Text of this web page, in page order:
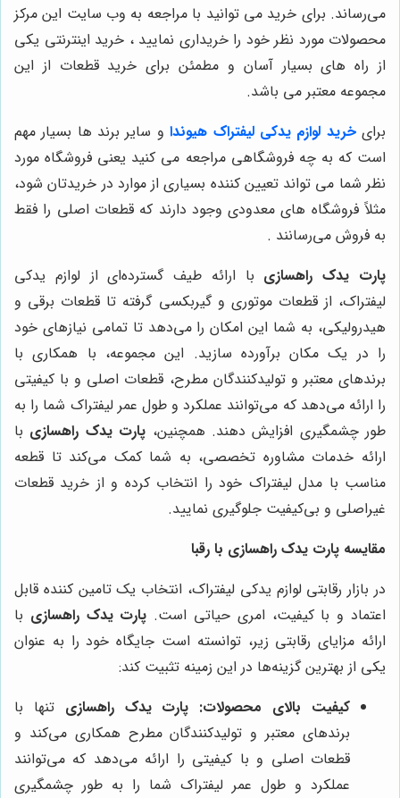
می‌رساند. برای خرید می توانید با مراجعه به وب سایت این مرکز
محصولات مورد نظر خود را خریداری نمایید ، خرید اینترنتی یکی
از راه های بسیار آسان و مطمئن برای خرید قطعات از این
مجموعه معتبر می باشد.
برایخرید لوازم یدکی لیفتراک هیونداو سایر برند ها بسیار مهم
است که به چه فروشگاهی مراجعه می کنید یعنی فروشگاه مورد
نظر شما می تواند تعیین کننده بسیاری از موارد در خریدتان شود،
مثلاً فروشگاه های معدودی وجود دارند که قطعات اصلی را فقط
به فروش می‌رسانند .
پارت یدک راهسازی با ارائه طیف گسترده‌ای از لوازم یدکی
لیفتراک، از قطعات موتوری و گیربکسی گرفته تا قطعات برقی و
هیدرولیکی، به شما این امکان را می‌دهد تا تمامی نیازهای خود
را در یک مکان برآورده سازید. این مجموعه، با همکاری با
برندهای معتبر و تولیدکنندگان مطرح، قطعات اصلی و با کیفیتی
را ارائه می‌دهد که می‌توانند عملکرد و طول عمر لیفتراک شما را به
طور چشمگیری افزایش دهند. همچنین، پارت یدک راهسازی با
ارائه خدمات مشاوره تخصصی، به شما کمک می‌کند تا قطعه
مناسب با مدل لیفتراک خود را انتخاب کرده و از خرید قطعات
غیراصلی و بی‌کیفیت جلوگیری نمایید.
مقایسه پارت یدک راهسازی با رقبا
در بازار رقابتی لوازم یدکی لیفتراک، انتخاب یک تامین کننده قابل
اعتماد و با کیفیت، امری حیاتی است. پارت یدک راهسازی با
ارائه مزایای رقابتی زیر، توانسته است جایگاه خود را به عنوان
یکی از بهترین گزینه‌ها در این زمینه تثبیت کند:
کیفیت بالای محصولات: پارت یدک راهسازی تنها با
برندهای معتبر و تولیدکنندگان مطرح همکاری می‌کند و
قطعات اصلی و با کیفیتی را ارائه می‌دهد که می‌توانند
عملکرد و طول عمر لیفتراک شما را به طور چشمگیری